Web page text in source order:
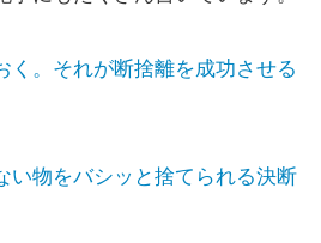
く。それが断捨離を成功させる
い物をバシッと捨てられる決断